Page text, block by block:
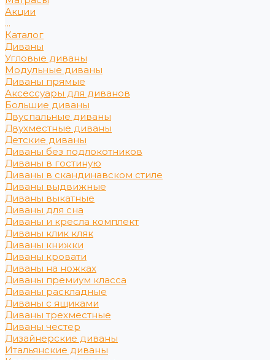
Акции
...
Каталог
Диваны
Угловые диваны
Модульные диваны
Диваны прямые
Аксессуары для диванов
Большие диваны
Двуспальные диваны
Двухместные диваны
Детские диваны
Диваны без подлокотников
Диваны в гостиную
Диваны в скандинавском стиле
Диваны выдвижные
Диваны выкатные
Диваны для сна
Диваны и кресла комплект
Диваны клик кляк
Диваны книжки
Диваны кровати
Диваны на ножках
Диваны премиум класса
Диваны раскладные
Диваны с ящиками
Диваны трехместные
Диваны честер
Дизайнерские диваны
Итальянские диваны